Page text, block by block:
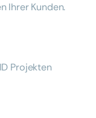
Ihrer Kunden.
Projekten